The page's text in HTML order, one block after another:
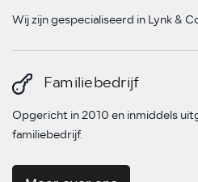
Wij zijn gespecialiseerd in Lynk &
Familiebedrijf
Opgericht in 2010 en inmiddels
familiebedrijf.